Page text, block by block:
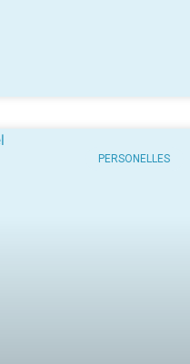
PERSONELLES